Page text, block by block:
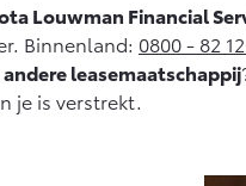
Louwman Financial
Binnenland: 0800 - 82
andere leasemaatschappij
je is verstrekt.